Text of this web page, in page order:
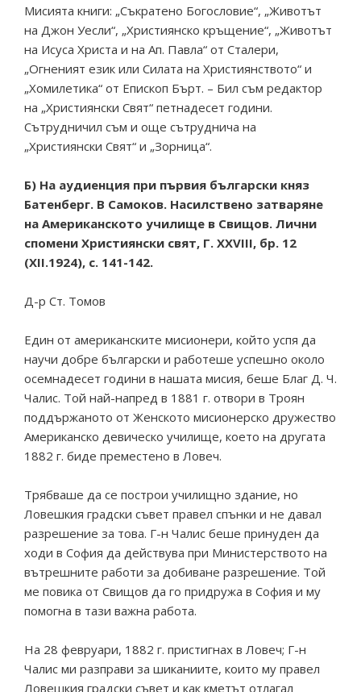
Мисията книги: „Съкратено Богословие“, „Животът
на Джон Уесли“, „Християнско кръщение“, „Животът
на Исуса Христа и на Ап. Павла“ от Сталери,
„Огненият език или Силата на Християнството“ и
„Хомилетика“ от Епископ Бърт. – Бил съм редактор
на „Християнски Свят“ петнадесет години.
Сътрудничил съм и още сътруднича на
„Християнски Свят“ и „Зорница“.
Б) На аудиенция при първия български княз
Батенберг. В Самоков. Насилствено затваряне
на Американското училище в Свищов. Лични
спомени Християнски свят, Г. XXVIII, бр. 12
(XII.1924), с. 141-142.
Д-р Ст. Томов
Един от американските мисионери, който успя да
научи добре български и работеше успешно около
осемнадесет години в нашата мисия, беше Благ Д. Ч.
Чалис. Той най-напред в 1881 г. отвори в Троян
поддържаното от Женското мисионерско дружество
Американско девическо училище, което на другата
1882 г. биде преместено в Ловеч.
Трябваше да се построи училищно здание, но
Ловешкия градски съвет правел спънки и не давал
разрешение за това. Г-н Чалис беше принуден да
ходи в София да действува при Министерството на
вътрешните работи за добиване разрешение. Той
ме повика от Свищов да го придружа в София и му
помогна в тази важна работа.
На 28 февруари, 1882 г. пристигнах в Ловеч; Г-н
Чалис ми разправи за шиканиите, които му правел
Ловешкия градски съвет и как кметът отлагал